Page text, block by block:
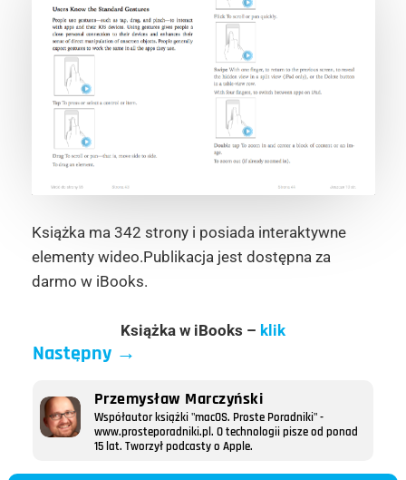
Książka ma 342 strony i posiada interaktywne
elementy wideo.Publikacja jest dostępna za
darmo w iBooks.
Książka w iBooks – klik
Następny→
Przemysław Marczyński
Współautor książki "macOS. Proste Poradniki" -
www.prosteporadniki.pl. O technologii pisze od ponad
15 lat. Tworzył podcasty o Apple.